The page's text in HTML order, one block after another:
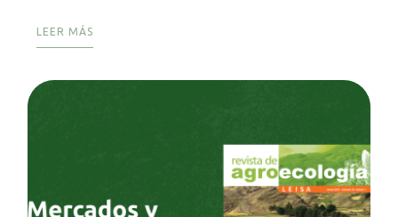
LEER MÁS